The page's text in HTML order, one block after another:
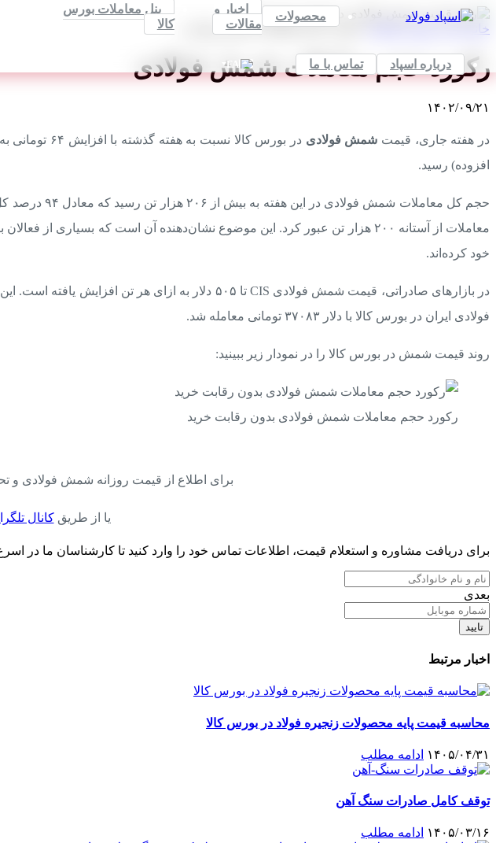
محصولات
اخبار و
مقالات
پنل معاملات بورس
کالا
درباره اسپاد تماس با ما FA
خانه رکورد حجم معاملات شمش فولادی
رکورد حجم معاملات شمش فولادی
۱۴۰۲/۰۹/۲۱
در هفته جاری، قیمت شمش فولادی
افزوده) رسید.
حجم کل
معاملات از آستانه ۲۰۰ هزار تن عبور کرد. این موضوع نشان‌دهنده آن است که
خود کرده‌اند.
فولادی ایران در بورس کالا با دلار ۳۷۰۸۳ تومانی معامله شد.
روند قیمت شمش در بورس کالا را در نمودار زیر ببینید:
رکورد حجم معاملات شمش فولادی بدون رقابت خرید
برای اطلاع از قیمت روزانه شمش فولادی و
یا از طریقکانال
برای دریافت مشاوره و استعلام قیمت، اطلاعات تماس خود را وارد کنید تا کارشناسان ما در
بعدی
تایید
اخبار مرتبط
محاسبه قیمت پایه محصولات زنجیره فولاد در بورس کالا
۱۴۰۵/۰۴/۳۱ ادامه مطلب
توقف کامل صادرات سنگ آهن
۱۴۰۵/۰۳/۱۶ ادامه مطلب